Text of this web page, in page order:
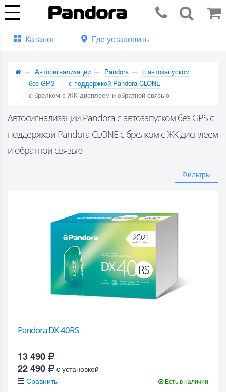
Каталог Где установить
Автосигнализации Pandora
с автозапуском
без GPS
с поддержкой Pandora CLONE
с брелком с ЖК дисплеем и обратной связью
Автосигнализации Pandora с автозапуском без GPS с
поддержкой Pandora CLONE с брелком с ЖК дисплеем
и обратной связью
Фильтры
Pandora DX-40RS
13 490
22 490
c установкой
Сравнить
Есть в наличии